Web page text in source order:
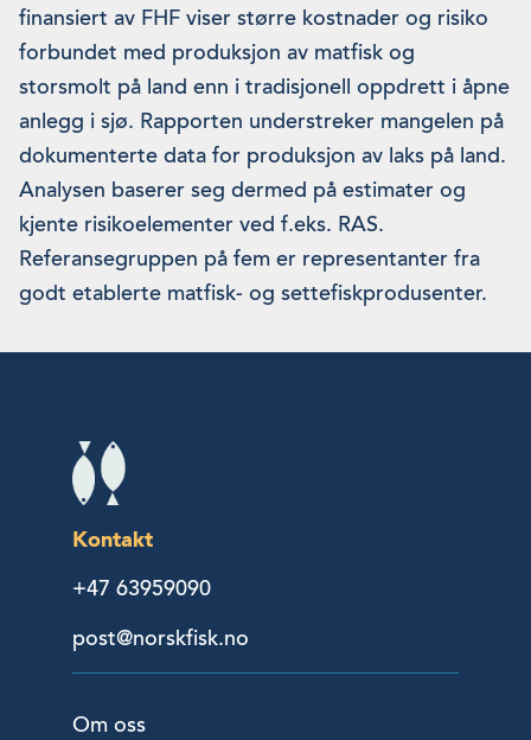
finansiert av FHF viser større kostnader og risiko
forbundet med produksjon av matfisk og
storsmolt på land enn i tradisjonell oppdrett i åpne
anlegg i sjø. Rapporten understreker mangelen på
dokumenterte data for produksjon av laks på land.
Analysen baserer seg dermed på estimater og
kjente risikoelementer ved f.eks. RAS.
Referansegruppen på fem er representanter fra
godt etablerte matfisk- og settefiskprodusenter.
Kontakt
+47 63959090
post@norskfisk.no
Om oss